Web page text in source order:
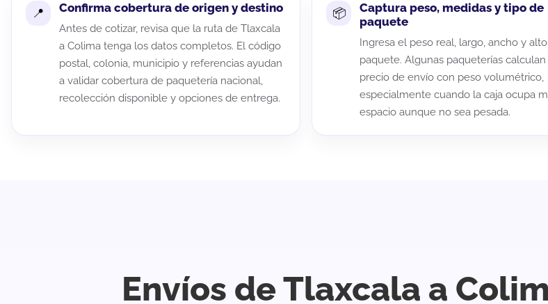
Confirma cobertura de origen y destino
Antes de cotizar, revisa que la ruta de Tlaxcala
a Colima tenga los datos completos. El código
postal, colonia, municipio y referencias ayudan
a validar cobertura de paquetería nacional,
recolección disponible y opciones de entrega.
Captura peso, medidas y tipo de
paquete
Ingresa el peso real, largo, ancho y
paquete. Algunas paqueterías
precio de envío con peso volumétrico,
especialmente cuando la caja ocupa
espacio aunque no sea pesada.
Envíos de Tlaxcala a